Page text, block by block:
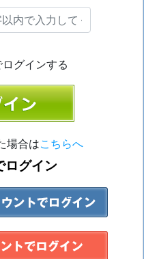
グインする
場合はこちらへ
ログイン